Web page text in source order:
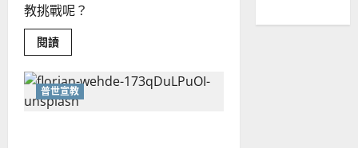
教挑戰呢？
閱讀Read
more
華
人
教
會
普世宣教